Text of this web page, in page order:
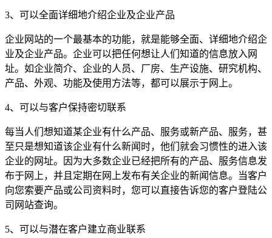
3、可以全面详细地介绍企业及企业产品
企业网站的一个最基本的功能，就是能够全面、详细地介绍企
业及企业产品。企业可以把任何想让人们知道的信息放入网
址。如企业简介、企业的人员、厂房、生产设施、研究机构、
产品、外观、功能及使用方法等，都可以展示于网上。
4、可以与客户保持密切联系
每当人们想知道某企业有什么产品、服务或新产品、服务，甚
至只是想知道该企业有什么新闻时，他们就会习惯性的进入该
企业的网址。因为大多数企业已经把所有的产品、服务信息发
布于网上，并且定期在网上发布有关企业的新闻信息。当客户
向您索要产品或公司资料时，您可以直接告诉您的客户登陆公
司网站查询。
5、可以与潜在客户建立商业联系